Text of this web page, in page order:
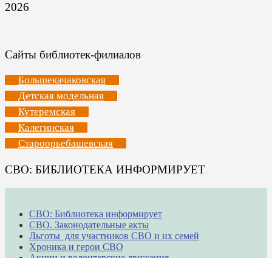
2026
Сайты библиотек-филиалов
Большекачаковская
Детская модельная
Кутеремская
Калегинская
Староорьебашевская
СВО: БИБЛИОТЕКА ИНФОРМИРУЕТ
СВО: Библиотека информирует
СВО. Законодательные акты
Льготы для участников СВО и их семей
Хроника и герои СВО